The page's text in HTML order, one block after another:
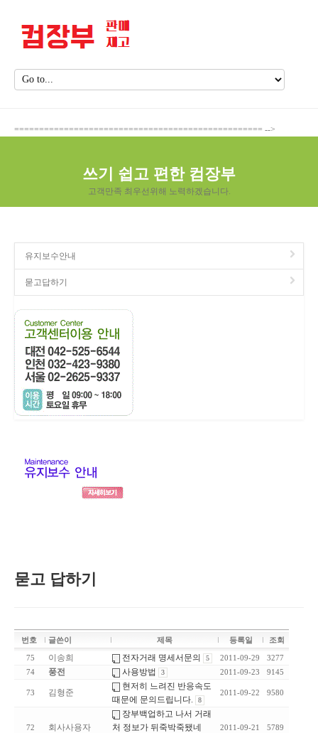
================================================== -->
쓰기 쉽고 편한 컴장부
고객만족 최우선위해 노력하겠습니다.
유지보수안내
묻고답하기
묻고 답하기
번호 글쓴이 제목 등록일 조회
75 이송희 전자거래 명세서문의 5 2011-09-29
3277
74
풍전 사용방법 3 2011-09-23 9145
73 김형준
현저히 느려진 반응속도
때문에 문의드립니다.
8
2011-09-22 9580
72 회사사용자
장부백업하고 나서 거래
처 정보가 뒤죽박죽됐네
2011-09-21 5789